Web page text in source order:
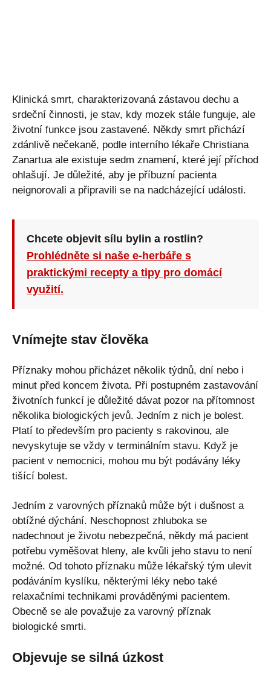
Klinická smrt, charakterizovaná zástavou dechu a
srdeční činnosti, je stav, kdy mozek stále funguje, ale
životní funkce jsou zastavené. Někdy smrt přichází
zdánlivě nečekaně, podle interního lékaře Christiana
Zanartua ale existuje sedm znamení, které její příchod
ohlašují. Je důležité, aby je příbuzní pacienta
neignorovali a připravili se na nadcházející události.
Chcete objevit sílu bylin a rostlin?
Prohlédněte si naše e-herbáře s
praktickými recepty a tipy pro domácí
využití.
Vnímejte stav člověka
Příznaky mohou přicházet několik týdnů, dní nebo i
minut před koncem života. Při postupném zastavování
životních funkcí je důležité dávat pozor na přítomnost
několika biologických jevů. Jedním z nich je bolest.
Platí to především pro pacienty s rakovinou, ale
nevyskytuje se vždy v terminálním stavu. Když je
pacient v nemocnici, mohou mu být podávány léky
tišící bolest.
Jedním z varovných příznaků může být i dušnost a
obtížné dýchání. Neschopnost zhluboka se
nadechnout je životu nebezpečná, někdy má pacient
potřebu vyměšovat hleny, ale kvůli jeho stavu to není
možné. Od tohoto příznaku může lékařský tým ulevit
podáváním kyslíku, některými léky nebo také
relaxačními technikami prováděnými pacientem.
Obecně se ale považuje za varovný příznak
biologické smrti.
Objevuje se silná úzkost